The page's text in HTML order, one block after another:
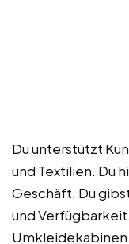
Du unterstützt
und Textilien. Du
Geschäft. Du
und